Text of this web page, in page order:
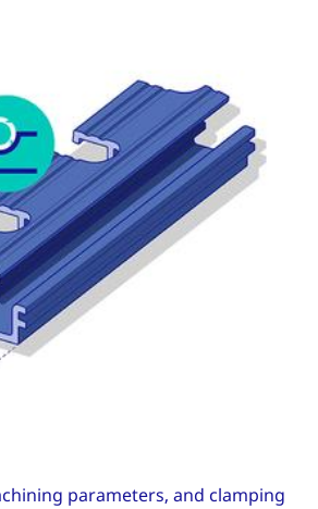
parameters, and clamping